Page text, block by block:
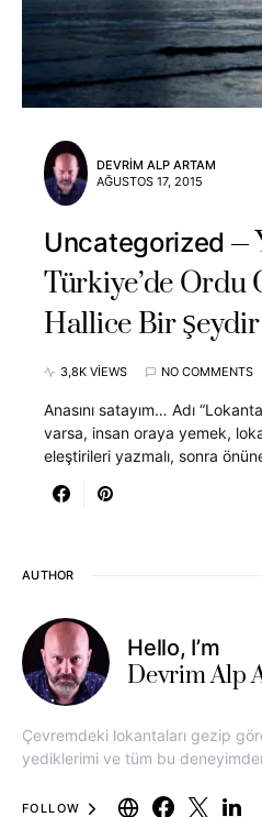
DEVRIM ALP ARTAM
AĞUSTOS 17, 2015
Uncategorized
Türkiye’de Ordu
Hallice Bir
3,8K VIEWS NO COMMENTS
Anasını satayım… Adı
varsa, insan oraya yemek,
eleştirileri yazmalı, sonra
AUTHOR
Hello, I’m
Devrim Alp
Çevremdeki lokantaları gezip
yediklerimi ve tüm bu
FOLLOW